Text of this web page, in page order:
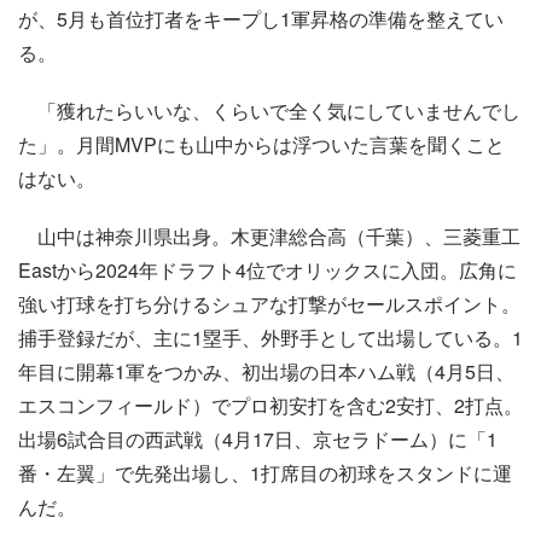
が、5月も首位打者をキープし1軍昇格の準備を整えてい
る。
「獲れたらいいな、くらいで全く気にしていませんでし
た」。月間MVPにも山中からは浮ついた言葉を聞くこと
はない。
山中は神奈川県出身。木更津総合高（千葉）、三菱重工
Eastから2024年ドラフト4位でオリックスに入団。広角に
強い打球を打ち分けるシュアな打撃がセールスポイント。
捕手登録だが、主に1塁手、外野手として出場している。1
年目に開幕1軍をつかみ、初出場の日本ハム戦（4月5日、
エスコンフィールド）でプロ初安打を含む2安打、2打点。
出場6試合目の西武戦（4月17日、京セラドーム）に「1
番・左翼」で先発出場し、1打席目の初球をスタンドに運
んだ。